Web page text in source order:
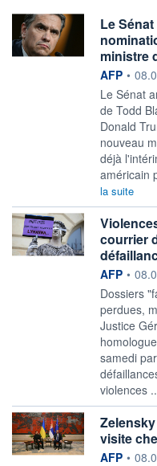
Le
ministre
AFP •
Le Sénat
de Todd
Donald
nouveau
déjà
américain
la suite
courrier
AFP •
Dossiers
perdues,
Justice
samedi
violences
visite
AFP •